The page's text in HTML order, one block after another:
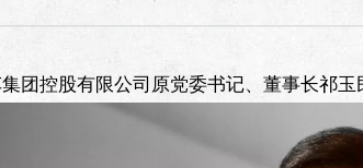
团控股有限公司原党委书记、董事长祁玉